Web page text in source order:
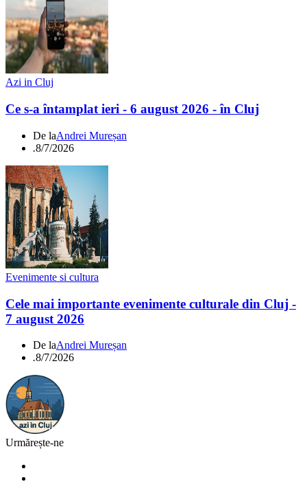
Azi in Cluj
Ce s-a întamplat ieri - 6 august 2026 - în Cluj
De laAndrei Mureșan
.8/7/2026
Evenimente si cultura
Cele mai importante evenimente culturale din Cluj -
7 august 2026
De laAndrei Mureșan
.8/7/2026
Urmărește-ne